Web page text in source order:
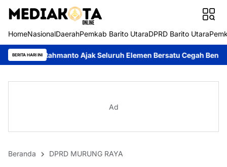
HomeNasionalDaerahPemkab Barito UtaraDPRD Barito Utara
BERITA HARI INI
Ajak Seluruh Elemen Bersatu Cegah Bencana Perkuat
Ad
Beranda DPRD MURUNG RAYA